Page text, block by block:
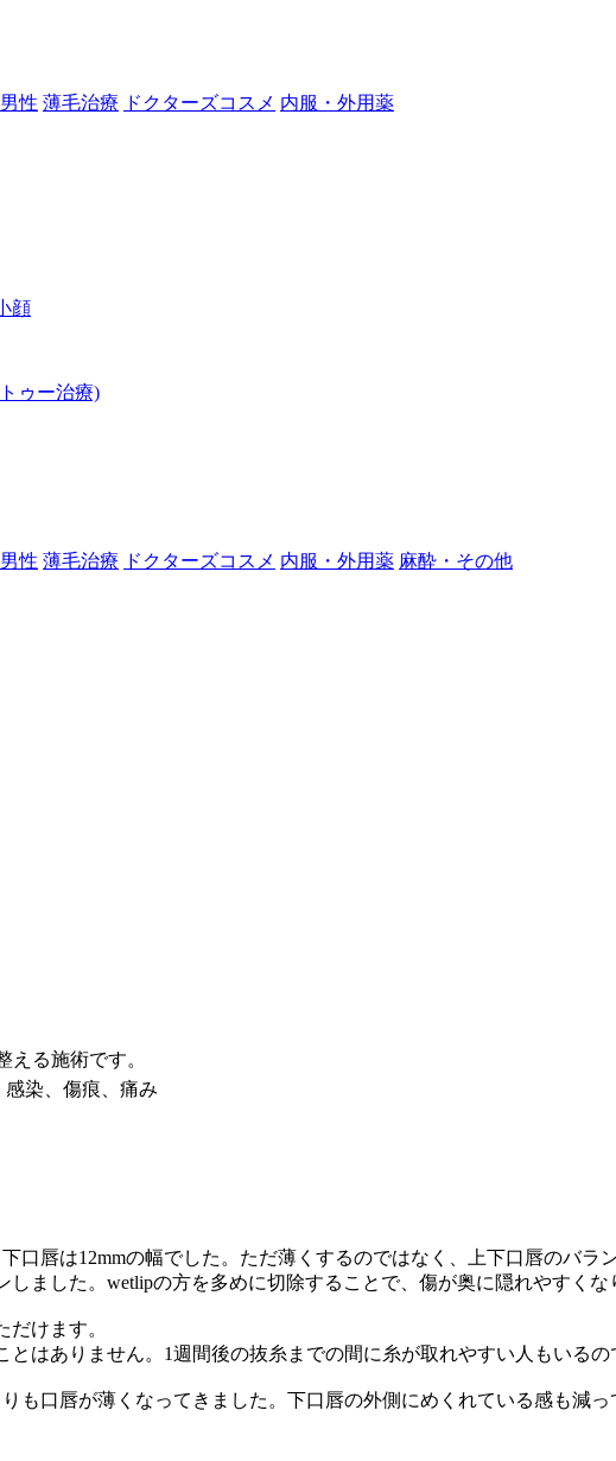
男性 薄毛治療 ドクターズコスメ 内服・外用薬
顔
ゥー治療)
男性 薄毛治療 ドクターズコスメ 内服・外用薬 麻酔・その他
える施術です。
染、傷痕、痛み
口唇は12mmの幅でした。ただ薄くするのではなく、上下口唇のバラ
ました。wetlipの方を多めに切除することで、傷が奥に隠れやすくな
けます。
はありません。1週間後の抜糸までの間に糸が取れやすい人もいるの
も口唇が薄くなってきました。下口唇の外側にめくれている感も減っ